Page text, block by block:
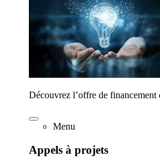
Découvrez l’offre de financement
Menu
Appels à projets